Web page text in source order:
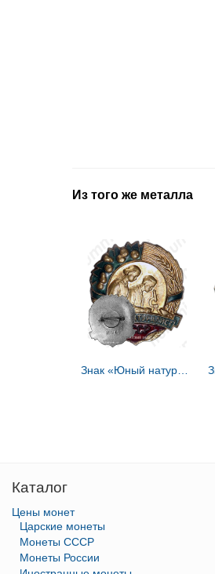
Из того же металла
Каталог
Цены монет
Царские монеты
Монеты СССР
Монеты России